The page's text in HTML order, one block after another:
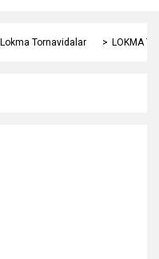
Lokma Tornavidalar LOKMA